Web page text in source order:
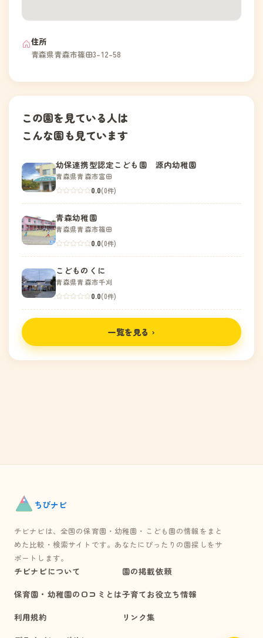
住所
青森県青森市篠田3-12-58
この園を見ている人は
こんな園も見ています
幼保連携型認定こども園 源内幼稚園
青森県青森市富田
0.0(0件)
青森幼稚園
青森県青森市篠田
0.0(0件)
こどものくに
青森県青森市千刈
0.0(0件)
一覧を見る ›
ちびナビ
チビナビは、全国の保育園・幼稚園・こども園の情報をまと
めた比較・検索サイトです。あなたにぴったりの園探しをサ
ポートします。
チビナビについて
保育園・幼稚園の口コミとは
利用規約
園の掲載依頼
子育てお役立ち情報
リンク集